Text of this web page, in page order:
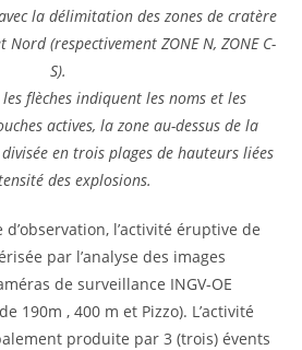
la délimitation des zones de cratère
Nord (respectivement ZONE N, ZONE C-
S).
flèches indiquent les noms et les
actives, la zone au-dessus de la
en trois plages de hauteurs liées
des explosions.
l’activité éruptive de
par l’analyse des images
de surveillance INGV-OE
190m , 400 m et Pizzo). L’activité
produite par 3 (trois) évents